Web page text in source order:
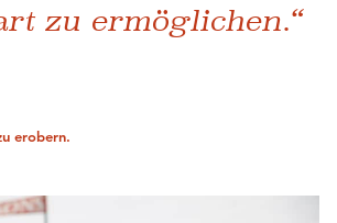
zu ermöglichen.“
erobern.